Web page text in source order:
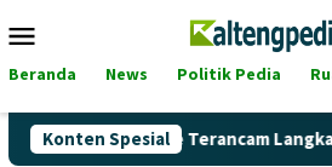
ke
Mobile
Beranda News Politik Pedia
Konten Spesial
Pertalite Terancam Langka di